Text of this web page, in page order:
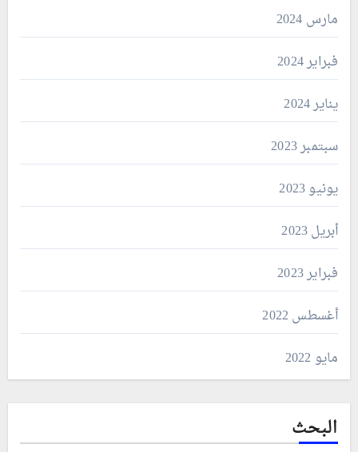
مارس 2024
فبراير 2024
يناير 2024
سبتمبر 2023
يونيو 2023
أبريل 2023
فبراير 2023
أغسطس 2022
مايو 2022
البحث